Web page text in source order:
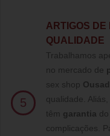
5
ARTIGOS DE
QUALIDADE
Trabalhamos
no mercado de
sex shop
qualidade.
têm garantia
complicações.